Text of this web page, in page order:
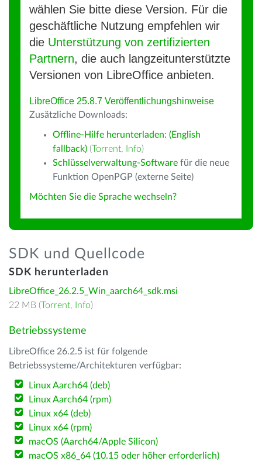
wählen Sie bitte diese Version. Für die
geschäftliche Nutzung empfehlen wir
die Unterstützung von zertifizierten
Partnern, die auch langzeitunterstützte
Versionen von LibreOffice anbieten.
LibreOffice 25.8.7 Veröffentlichungshinweise
Zusätzliche Downloads:
Offline-Hilfe herunterladen: (English
fallback) (Torrent, Info)
Schlüsselverwaltung-Software für die neue
Funktion OpenPGP (externe Seite)
Möchten Sie die Sprache wechseln?
SDK und Quellcode
SDK herunterladen
LibreOffice_26.2.5_Win_aarch64_sdk.msi
22 MB (Torrent, Info)
Betriebssysteme
LibreOffice 26.2.5 ist für folgende
Betriebssysteme/Architekturen verfügbar:
Linux Aarch64 (deb)
Linux Aarch64 (rpm)
Linux x64 (deb)
Linux x64 (rpm)
macOS (Aarch64/Apple Silicon)
macOS x86_64 (10.15 oder höher erforderlich)